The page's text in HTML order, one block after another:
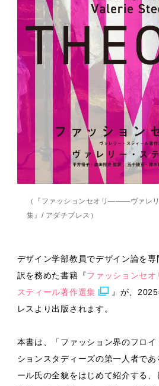
（『ファッションセオリ———ヴァレ
集』/ アダチプレス）
デザイン学部教員でデザイン論を専
訳を務めた書籍『ファッションセ
スティール著作選集
』が、
レスより出版されます。
本書は、「ファッション界のフロ
ションスタディーズの第一人者であ
ール氏の全貌をはじめて紹介する